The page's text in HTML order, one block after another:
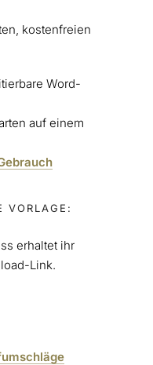
kostenfreien
Word-
auf einem
VORLAGE:
erhaltet ihr
Link.